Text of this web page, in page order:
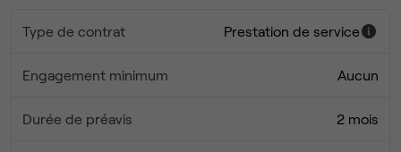
Type de contrat Prestation de service
Engagement minimum Aucun
Durée de préavis 2 mois